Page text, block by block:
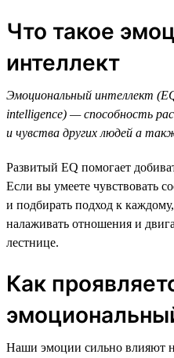
Что такое
интеллект
Эмоциональный интеллект
intelligence) — способность
и чувства других людей а
Развитый EQ помогает
Если вы умеете чувствовать
и подбирать подход к
налаживать отношения и
лестнице.
Как
Наши эмоции сильно влияют